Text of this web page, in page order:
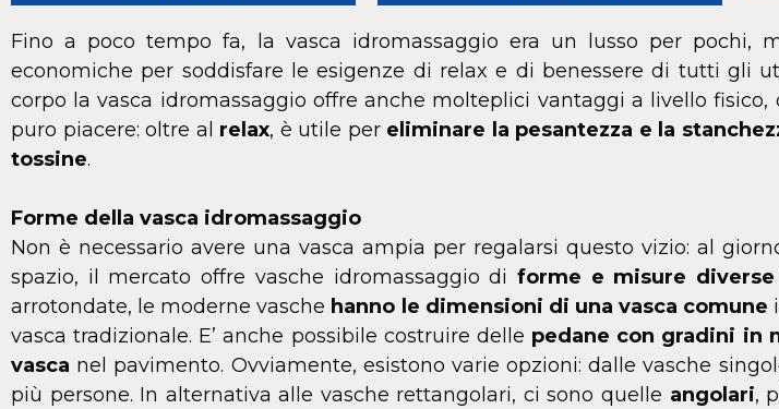
Fino a poco tempo fa, la vasca idromassaggio era un lusso per pochi,
economiche per soddisfare le esigenze di relax e di benessere di tutti gli
corpo la vasca idromassaggio offre anche molteplici vantaggi a livello
puro piacere: oltre al relax, è utile per eliminare la pesantezza e la
tossine.
Forme della vasca idromassaggio
Non è necessario avere una vasca ampia per regalarsi questo vizio: al
spazio, il mercato offre vasche idromassaggio di forme e misure
arrotondate, le moderne vasche hanno le dimensioni di una vasca comune
vasca tradizionale. E’ anche possibile costruire delle pedane con gradini in
vasca nel pavimento. Ovviamente, esistono varie opzioni: dalle vasche
più persone. In alternativa alle vasche rettangolari, ci sono quelle angolari,